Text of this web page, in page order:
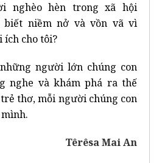
nghèo hèn trong xã hội
biết niềm nở và vồn vã vì
cho tôi?
người lớn chúng con
nghe và khám phá ra thế
thơ, mỗi người chúng con
Têrêsa Mai An